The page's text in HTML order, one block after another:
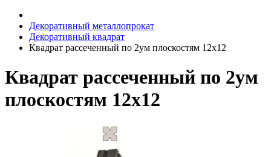
Декоративный металлопрокат
Декоративный квадрат
Квадрат рассеченный по 2ум плоскостям 12х12
Квадрат рассеченный по 2ум
плоскостям 12х12